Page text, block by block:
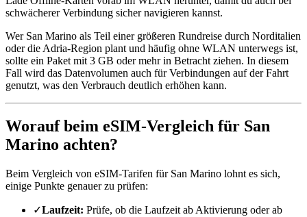
schwächerer Verbindung sicher navigieren kannst.
Wer San Marino als Teil einer größeren Rundreise durch Norditalien
oder die Adria-Region plant und häufig ohne WLAN unterwegs ist,
sollte ein Paket mit 3 GB oder mehr in Betracht ziehen. In diesem
Fall wird das Datenvolumen auch für Verbindungen auf der Fahrt
genutzt, was den Verbrauch deutlich erhöhen kann.
Worauf beim eSIM-Vergleich für San
Marino achten?
Beim Vergleich von eSIM-Tarifen für San Marino lohnt es sich,
einige Punkte genauer zu prüfen:
✓Laufzeit: Prüfe, ob die Laufzeit ab Aktivierung oder ab